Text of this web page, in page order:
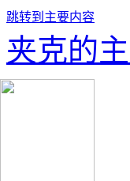
跳转到主要内容
夹克的